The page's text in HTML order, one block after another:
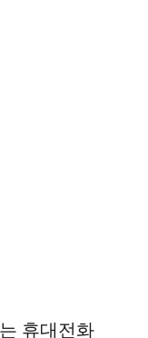
휴대전화